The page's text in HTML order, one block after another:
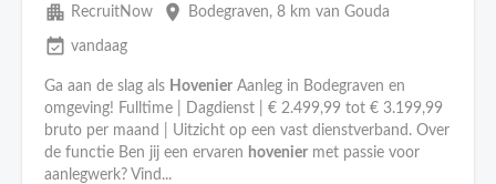
apartment RecruitNow place Bodegraven, 8 km van Gouda
event_available vandaag
Ga aan de slag als Hovenier Aanleg in Bodegraven en
omgeving! Fulltime | Dagdienst | € 2.499,99 tot € 3.199,99
bruto per maand | Uitzicht op een vast dienstverband. Over
de functie Ben jij een ervaren hovenier met passie voor
aanlegwerk? Vind...